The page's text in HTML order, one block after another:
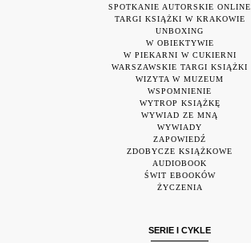
SPOTKANIE AUTORSKIE ONLINE
TARGI KSIĄŻKI W KRAKOWIE
UNBOXING
W OBIEKTYWIE
W PIEKARNI W CUKIERNI
WARSZAWSKIE TARGI KSIĄŻKI
WIZYTA W MUZEUM
WSPOMNIENIE
WYTROP KSIĄŻKĘ
WYWIAD ZE MNĄ
WYWIADY
ZAPOWIEDŹ
ZDOBYCZE KSIĄŻKOWE
AUDIOBOOK
ŚWIT EBOOKÓW
ŻYCZENIA
SERIE I CYKLE